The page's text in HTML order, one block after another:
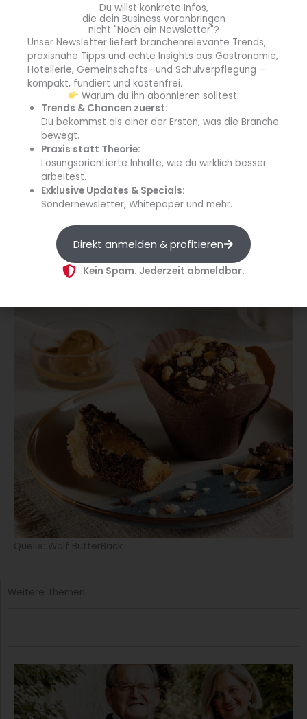
Im Wolf ButterBack-Sortiment der Yummy-Muffins gibt es
mit der Variante Salted Caramel einen trendigen
Neuzugang. Die Optik ist bereits ein Blickfang, denn die
Kombination aus hellem und kakaohaltigem, dunklem Teig
gibt jedem Stück ein individuelles Aussehen. Garniert ist das
Gebäck mit zartknusprigen Butterstreuseln. Das Highlight
besteht jedoch in der cremigen Salted Caramel-Füllung, die
mit ihrer leckeren Süße und einer leicht salzigen Note
begeistert.
Wie alle Yummy-Muffins von Wolf ButterBack zeichnet sich
auch dieser durch eine hohe Pilzform und einen lockeren,
120 g pro Stück hat auch er eine relevante Größe in der
Theke. Die fertig gebackenen Produkte sind zu 24 Stück im
Karton erhältlich.
Quelle: Wolf ButterBack
Weitere Themen
Du willst konkrete Infos,
die dein Business voranbringen
nicht "Noch ein Newsletter"?
Unser Newsletter liefert branchenrelevante Trends,
praxisnahe Tipps und echte Insights aus Gastronomie,
Hotellerie, Gemeinschafts- und Schulverpflegung –
kompakt, fundiert und kostenfrei.
Warum du ihn abonnieren solltest:
Trends & Chancen zuerst:
Du bekommst als einer der Ersten, was die Branche
bewegt.
Praxis statt Theorie:
Lösungsorientierte Inhalte, wie du wirklich besser
arbeitest.
Exklusive Updates & Specials:
Sondernewsletter, Whitepaper und mehr.
Direkt anmelden & profitieren
Kein Spam. Jederzeit abmeldbar.